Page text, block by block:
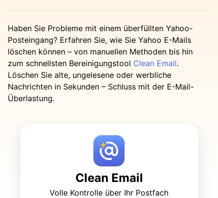
Haben Sie Probleme mit einem überfüllten Yahoo-
Posteingang? Erfahren Sie, wie Sie Yahoo E-Mails
löschen können – von manuellen Methoden bis hin
zum schnellsten Bereinigungstool Clean Email.
Löschen Sie alte, ungelesene oder werbliche
Nachrichten in Sekunden – Schluss mit der E-Mail-
Überlastung.
Clean Email
Volle Kontrolle über Ihr Postfach